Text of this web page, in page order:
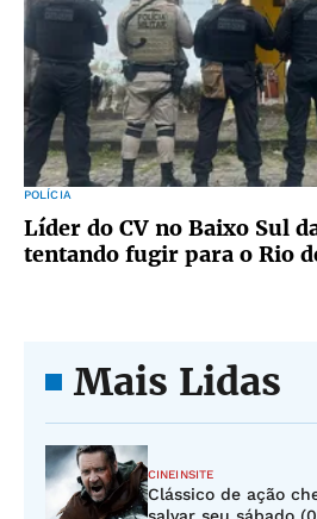
POLÍCIA
Líder do CV no Baixo Sul
tentando fugir para o Rio
Mais Lidas
CINEINSITE
Clássico de ação